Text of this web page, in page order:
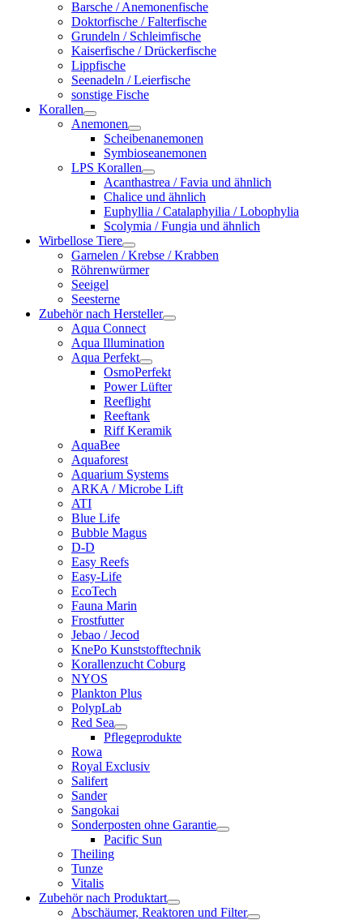
Barsche / Anemonenfische
Doktorfische / Falterfische
Grundeln / Schleimfische
Kaiserfische / Drückerfische
Lippfische
Seenadeln / Leierfische
sonstige Fische
Korallen
Anemonen
Scheibenanemonen
Symbioseanemonen
LPS Korallen
Acanthastrea / Favia und ähnlich
Chalice und ähnlich
Euphyllia / Catalaphyilia / Lobophylia
Scolymia / Fungia und ähnlich
Wirbellose Tiere
Garnelen / Krebse / Krabben
Röhrenwürmer
Seeigel
Seesterne
Zubehör nach Hersteller
Aqua Connect
Aqua Illumination
Aqua Perfekt
OsmoPerfekt
Power Lüfter
Reeflight
Reeftank
Riff Keramik
AquaBee
Aquaforest
Aquarium Systems
ARKA / Microbe Lift
ATI
Blue Life
Bubble Magus
D-D
Easy Reefs
Easy-Life
EcoTech
Fauna Marin
Frostfutter
Jebao / Jecod
KnePo Kunststofftechnik
Korallenzucht Coburg
NYOS
Plankton Plus
PolypLab
Red Sea
Pflegeprodukte
Rowa
Royal Exclusiv
Salifert
Sander
Sangokai
Sonderposten ohne Garantie
Pacific Sun
Theiling
Tunze
Vitalis
Zubehör nach Produktart
Abschäumer, Reaktoren und Filter